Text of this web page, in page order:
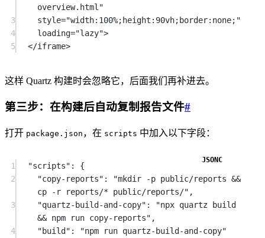
overview.html"
3
style="width:100%;height:90vh;border:none;"
4
loading="lazy">
5
</iframe>
这样 Quartz 构建时会忽略它，后面我们再补进去。
第三步：在构建后自动复制报告文件#
打开 package.json ，在 scripts 中加入以下字段：
1 "scripts" : {
2
"copy-reports" :
"mkdir -p public/reports &&
cp -r reports/* public/reports/" ,
3
"quartz-build-and-copy" :
"npx quartz build
&& npm run copy-reports" ,
4
"build" :
"npm run quartz-build-and-copy"